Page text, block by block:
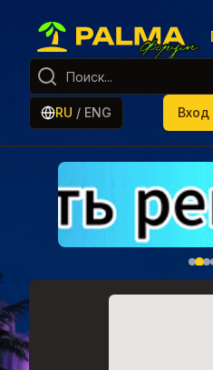
RU / ENG Вход